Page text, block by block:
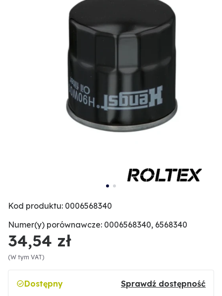
Kod produktu: 0006568340
Numer(y) porównawcze: 0006568340, 6568340
34,54 zł
(W tym VAT)
Dostępny Sprawdź dostępność